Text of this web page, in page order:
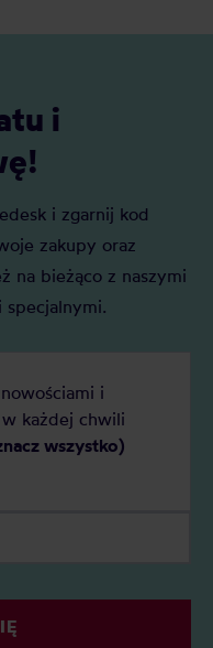
i
i zgarnij kod
zakupy oraz
na bieżąco z naszymi
specjalnymi.
i
każdej chwili
wszystko)